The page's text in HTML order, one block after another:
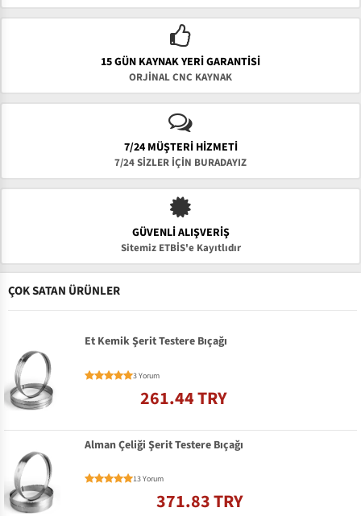
15 GÜN KAYNAK YERI GARANTISI
ORJİNAL CNC KAYNAK
7/24 MÜŞTERİ HİZMETİ
7/24 SİZLER İÇİN BURADAYIZ
GÜVENLI ALIŞVERIŞ
Sitemiz ETBİS'e Kayıtlıdır
ÇOK SATAN ÜRÜNLER
Et Kemik Şerit Testere Bıçağı
3 Yorum
261.44 TRY
Alman Çeliği Şerit Testere Bıçağı
13 Yorum
371.83 TRY